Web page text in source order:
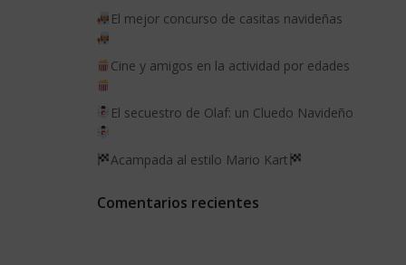
El mejor concurso de casitas navideñas
Cine y amigos en la actividad por edades
El secuestro de Olaf: un Cluedo Navideño
Acampada al estilo Mario Kart
Comentarios recientes